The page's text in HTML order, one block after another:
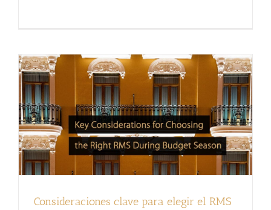
Consideraciones clave para elegir el RMS